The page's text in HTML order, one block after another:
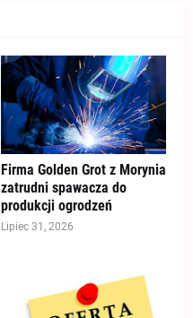
Firma Golden Grot z Morynia
zatrudni spawacza do
produkcji ogrodzeń
Lipiec 31, 2026